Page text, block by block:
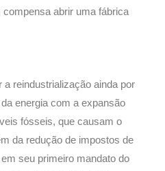
abrir uma fábrica
reindustrialização ainda por
energia com a expansão
fósseis, que causam o
da redução de impostos de
seu primeiro mandato do